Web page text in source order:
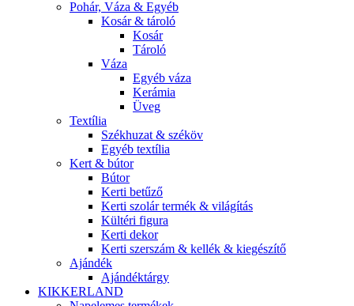
Pohár, Váza & Egyéb
Kosár & tároló
Kosár
Tároló
Váza
Egyéb váza
Kerámia
Üveg
Textília
Székhuzat & széköv
Egyéb textília
Kert & bútor
Bútor
Kerti betűző
Kerti szolár termék & világítás
Kültéri figura
Kerti dekor
Kerti szerszám & kellék & kiegészítő
Ajándék
Ajándéktárgy
KIKKERLAND